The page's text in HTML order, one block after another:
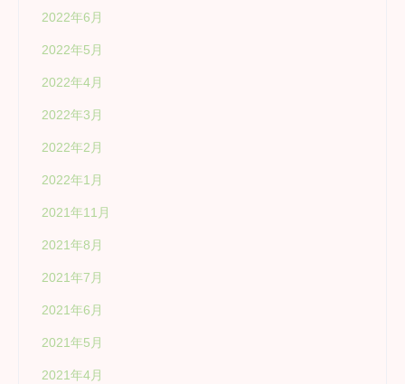
2022年6月
2022年5月
2022年4月
2022年3月
2022年2月
2022年1月
2021年11月
2021年8月
2021年7月
2021年6月
2021年5月
2021年4月